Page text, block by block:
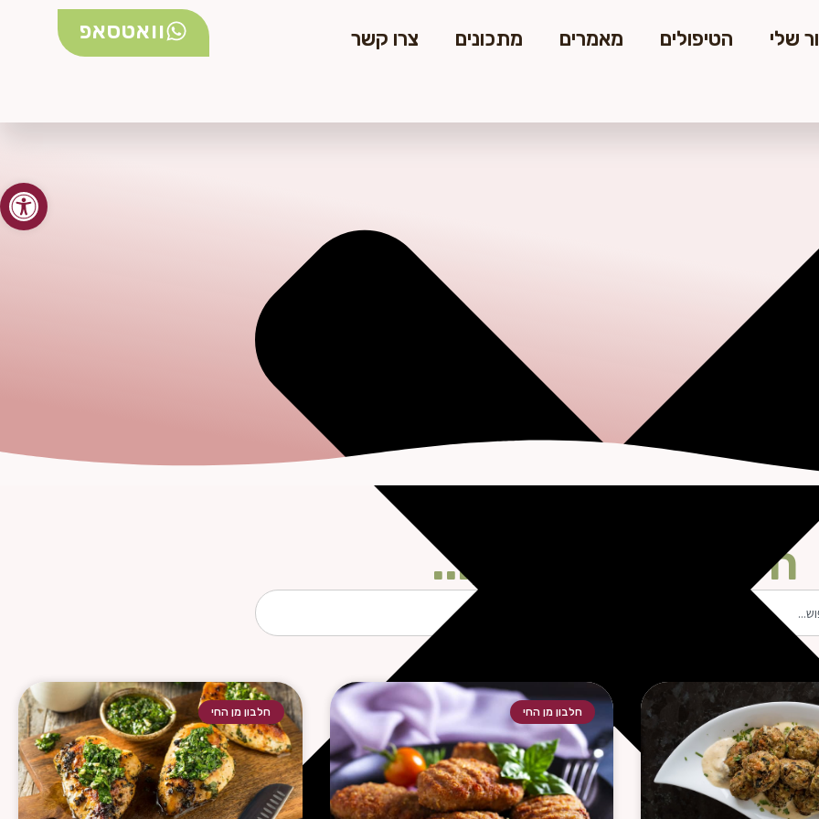
שלי הטיפולים מאמרים מתכונים צרו קשר וואטסאפ
חפשו את המתכון...
חלבון מן החי חלבון מן החי
פתח